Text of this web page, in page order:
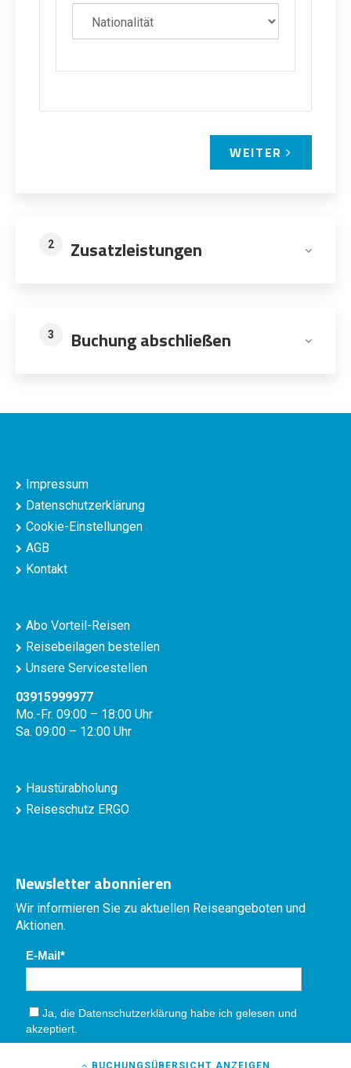
BUCHUNGSÜBERSICHT ANZEIGEN
WEITER
2 Zusatzleistungen
3 Buchung abschließen
Impressum
Datenschutzerklärung
Cookie-Einstellungen
AGB
Kontakt
Abo Vorteil-Reisen
Reisebeilagen bestellen
Unsere Servicestellen
03915999977
Mo.-Fr. 09:00 – 18:00 Uhr
Sa. 09:00 – 12:00 Uhr
Haustürabholung
Reiseschutz ERGO
Newsletter abonnieren
Wir informieren Sie zu aktuellen Reiseangeboten und
Aktionen.
E-Mail
Ja, die Datenschutzerklärung habe ich gelesen und
akzeptiert.
Absenden